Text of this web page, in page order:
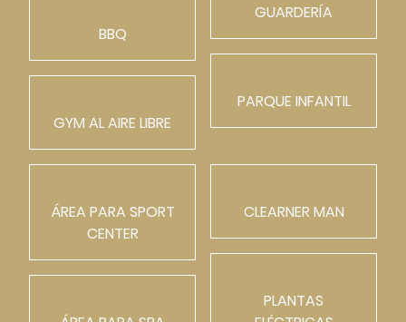
BBQ
GYM AL AIRE LIBRE
GUARDERÍA
PARQUE INFANTIL
ÁREA PARA SPORT
CENTER
CLEARNER MAN
PLANTAS